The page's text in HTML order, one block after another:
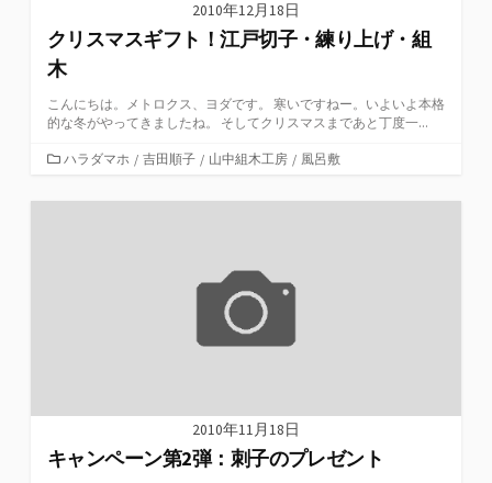
2010年12月18日
クリスマスギフト！江戸切子・練り上げ・組
木
こんにちは。メトロクス、ヨダです。 寒いですねー。いよいよ本格
的な冬がやってきましたね。 そしてクリスマスまであと丁度一...
カ
ゴ
ハラダマホ / 吉田順子 / 山中組木工房 / 風呂敷
2010年11月18日
キャンペーン第2弾：刺子のプレゼント